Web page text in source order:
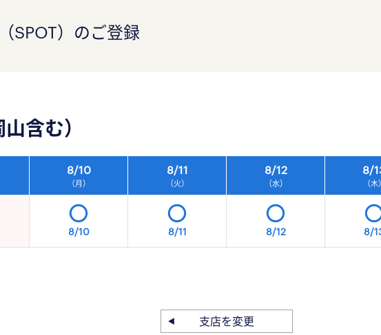
SPOT）のご登録
含む）
8/10
（月）
8/11
（火）
8/12
（水）
8/
（木）
8/10 8/11 8/12 8/
支店を変更